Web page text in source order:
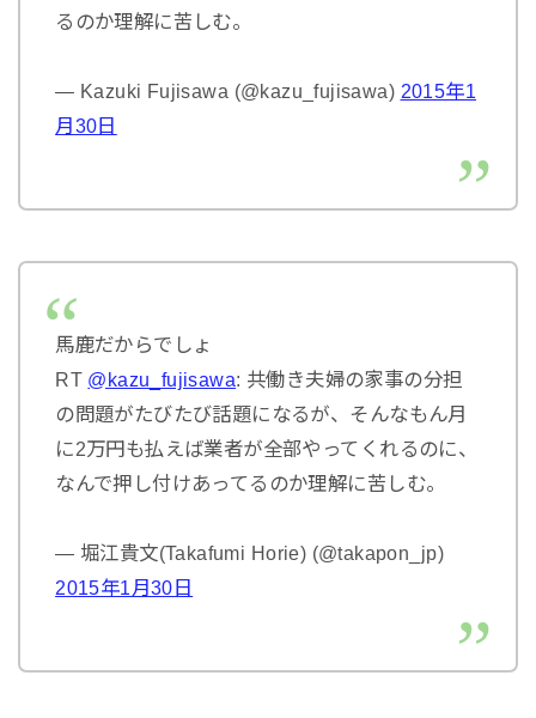
るのか理解に苦しむ。
— Kazuki Fujisawa (@kazu_fujisawa) 2015年1
月30日
馬鹿だからでしょ
RT @kazu_fujisawa: 共働き夫婦の家事の分担
の問題がたびたび話題になるが、そんなもん月
に2万円も払えば業者が全部やってくれるのに、
なんで押し付けあってるのか理解に苦しむ。
— 堀江貴文(Takafumi Horie) (@takapon_jp)
2015年1月30日